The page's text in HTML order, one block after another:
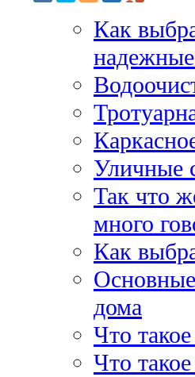
Как
Уличные
Так что
много
Как
Основные
дома
Что
Что